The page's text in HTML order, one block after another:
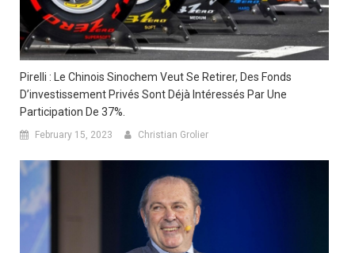
Pirelli : Le Chinois Sinochem Veut Se Retirer, Des Fonds
D’investissement Privés Sont Déjà Intéressés Par Une
Participation De 37%.
February 15, 2023 Christian Grolier